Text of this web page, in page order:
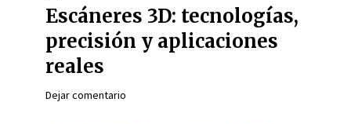
Escáneres 3D: tecnologías,
precisión y aplicaciones
reales
Dejar comentario